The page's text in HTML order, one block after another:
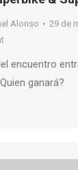
Alonso
29 de
encuentro
ganará?